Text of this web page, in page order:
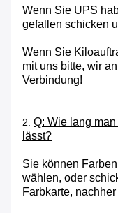
Wenn Sie UPS
gefallen schicken
Wenn Sie
mit uns bitte, wir
Verbindung!
2. Q: Wie lang
lässt?
Sie können
wählen, oder
Farbkarte, nachher